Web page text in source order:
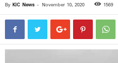
By KIC News - November 10, 2020 1569